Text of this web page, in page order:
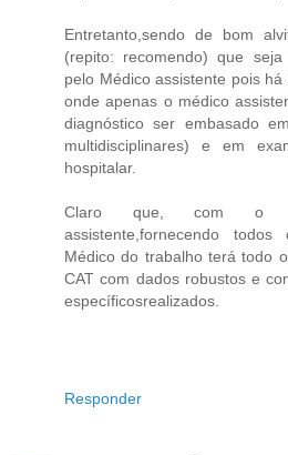
Entretanto,sendo de bom
(repito: recomendo) que seja
pelo Médico assistente pois
onde apenas o médico
diagnóstico ser embasado
multidisciplinares) e em
hospitalar.
Claro que, com o
assistente,fornecendo
Médico do trabalho terá todo
CAT com dados robustos e
específicosrealizados.
Responder